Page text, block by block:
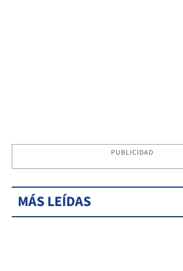
PUBLICIDAD
MÁS LEÍDAS